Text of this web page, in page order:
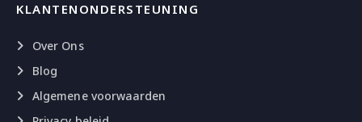
KLANTENONDERSTEUNING
Over Ons
Blog
Algemene voorwaarden